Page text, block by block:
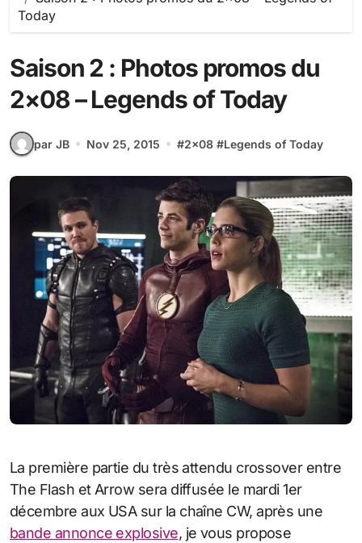
Today
Saison 2 : Photos promos du
2×08 – Legends of Today
par JB Nov 25, 2015 #2x08 #Legends of Today
La première partie du très attendu crossover entre
The Flash et Arrow sera diffusée le mardi 1er
décembre aux USA sur la chaîne CW, après une
bande annonce explosive, je vous propose